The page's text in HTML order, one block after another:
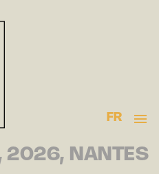
FR
2026, NANTES